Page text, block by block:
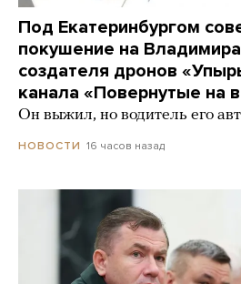
Под Екатеринбургом
покушение на
создателя дронов
канала «Повернутые на
Он выжил, но водитель его
НОВОСТИ 16 часов назад